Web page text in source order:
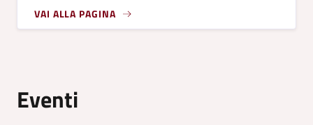
VAI ALLA PAGINA
Eventi